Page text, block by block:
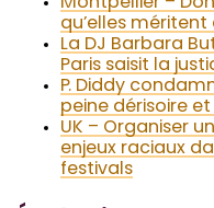
Montpellier –
qu’elles méritent
La DJ Barbara
Paris saisit la
P. Diddy
peine dérisoire
UK – Organiser
enjeux raciaux
festivals